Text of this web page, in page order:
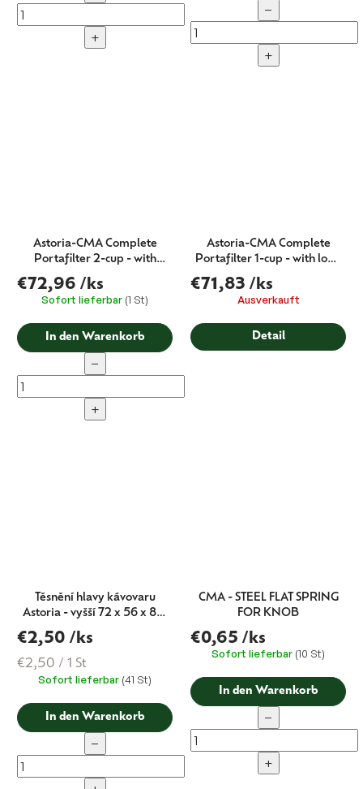
+
−
+
Astoria-CMA Complete
Portafilter 2-cup - with
logo 58 mm
€72,96 /ks
Sofort lieferbar (1 St)
In den Warenkorb
−
+
Astoria-CMA Complete
Portafilter 1-cup - with logo
58 mm
€71,83 /ks
Ausverkauft
Detail
Těsnění hlavy kávovaru
Astoria - vyšší 72 x 56 x 8,5
€2,50 /ks
Verkaufspreis:
€2,50 / 1 St
Sofort lieferbar (41 St)
In den Warenkorb
−
CMA - STEEL FLAT SPRING
FOR KNOB
€0,65 /ks
Sofort lieferbar (10 St)
In den Warenkorb
−
+